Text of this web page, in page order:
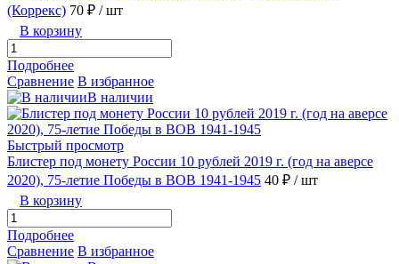
(Коррекс) 70 ₽ / шт
В корзину
Подробнее
Сравнение В избранное
В наличии
Быстрый просмотр
Блистер под монету России 10 рублей 2019 г. (год на аверсе
2020), 75-летие Победы в ВОВ 1941-1945 40 ₽ / шт
В корзину
Подробнее
Сравнение В избранное